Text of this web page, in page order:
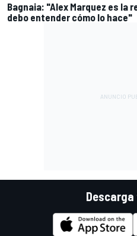
Bagnaia: "Alex Marquez es la
debo entender cómo lo hace"